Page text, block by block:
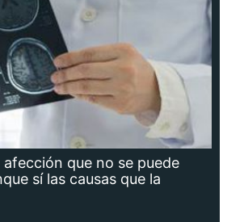
que no se puede
sí las causas que la